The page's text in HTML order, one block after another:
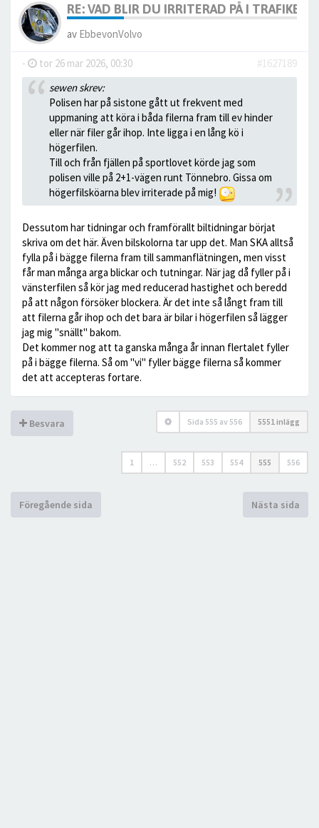
RE: VAD BLIR DU IRRITERAD PÅ I TRAFIKEN?
av EbbevonVolvo
- tor 26 mar 2026, 00:30
#1627189
sewen skrev:
Polisen har på sistone gått ut frekvent med
uppmaning att köra i båda filerna fram till ev hinder
eller när filer går ihop. Inte ligga i en lång kö i
högerfilen.
Till och från fjällen på sportlovet körde jag som
polisen ville på 2+1-vägen runt Tönnebro. Gissa om
högerfilsköarna blev irriterade på mig!
Dessutom har tidningar och framförallt biltidningar börjat
skriva om det här. Även bilskolorna tar upp det. Man SKA alltså
fylla på i bägge filerna fram till sammanflätningen, men visst
får man många arga blickar och tutningar. När jag då fyller på i
vänsterfilen så kör jag med reducerad hastighet och beredd
på att någon försöker blockera. Är det inte så långt fram till
att filerna går ihop och det bara är bilar i högerfilen så lägger
jag mig "snällt" bakom.
Det kommer nog att ta ganska många år innan flertalet fyller
på i bägge filerna. Så om "vi" fyller bägge filerna så kommer
det att accepteras fortare.
Besvara Sida 555 av556 5551 inlägg
1 … 552 553 554 555 556
Föregående sida Nästa sida